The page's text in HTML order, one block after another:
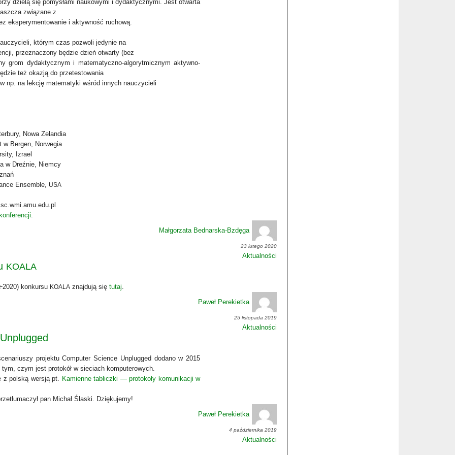
dzie­lą się pomy­sła­mi nauko­wy­mi i dydak­tycz­ny­mi. Jest otwar­ta
zwią­za­ne z
eks­pe­ry­men­to­wa­nie i aktyw­ność rucho­wą.
któ­rym czas pozwo­li jedy­nie na
prze­zna­czo­ny będzie dzień otwar­ty (bez
grom dydak­tycz­nym i mate­ma­tycz­no-algo­ryt­micz­nym aktyw­no­
też oka­zją do prze­te­sto­wa­nia
np. na lek­cję mate­ma­ty­ki wśród innych nauczy­cie­li
Nowa Zelan­dia
w Ber­gen, Nor­we­gia
Izra­el
w Dreź­nie, Niem­cy
Ensem­ble, USA
.
Małgorzata Bednarska-Bzdęga
23 lutego 2020
Aktualności
KOALA
kon­kur­su KOALAznaj­du­ją się tutaj.
Paweł Perekietka
25 listopada 2019
Aktualności
pro­jek­tu Com­pu­ter Scien­ce Unplug­ged doda­no w 2015
czym jest pro­to­kół w sie­ciach kom­pu­te­ro­wych.
z pol­ską wer­sją pt. Kamien­ne tablicz­ki — pro­to­ko­ły komu­ni­ka­cji w
pan Michał Śla­ski. Dzię­ku­je­my!
Paweł Perekietka
4 października 2019
Aktualności